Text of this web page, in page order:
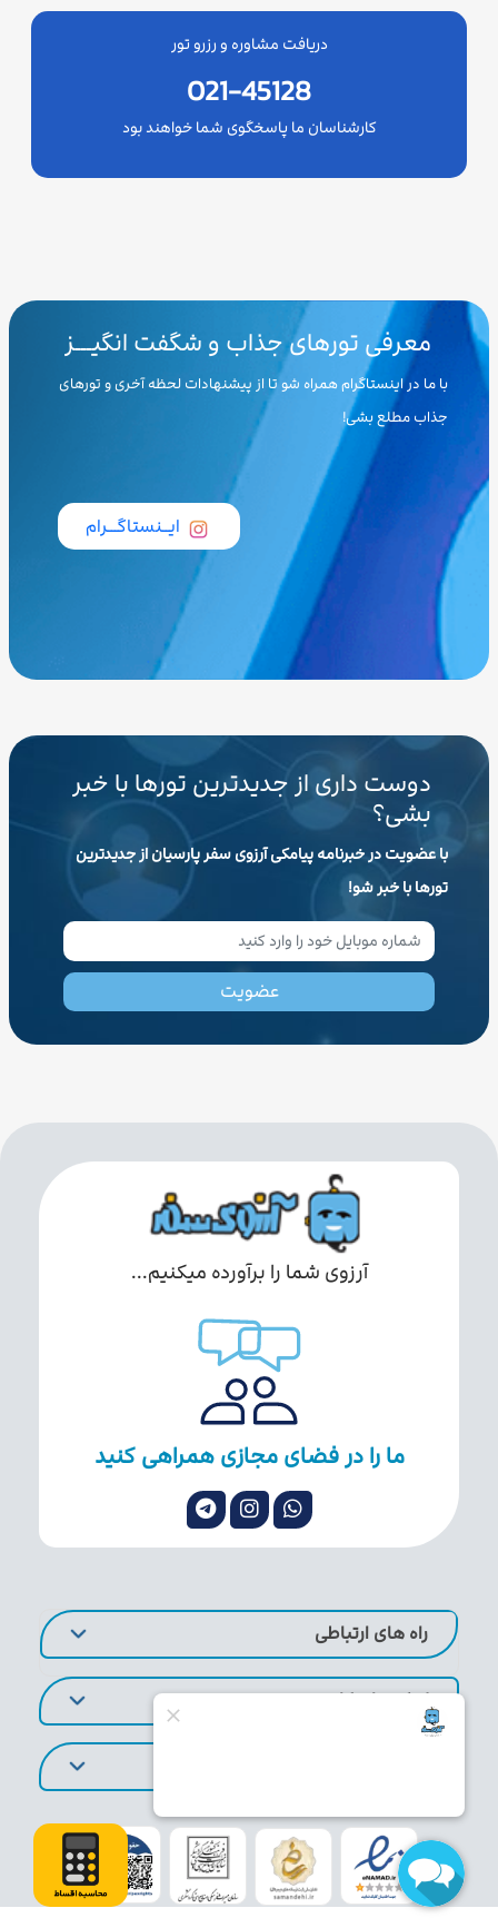
دریافت مشاوره و رزرو تور
021-45128
کارشناسان ما پاسخگوی شما خواهند بود
معرفی تورهای جذاب و شگفت انگیـــز
با ما در اینستاگرام همراه شو تا از پیشنهادات لحظه آخری و تورهای
جذاب مطلع بشی!
ایــنستاگـــرام
دوست داری از جدیدترین تورها با خبر
بشی؟
با عضویت در خبرنامه پیامکی آرزوی سفر پارسیان از جدیدترین
تورها با خبر شو!
عضویت
آرزوی شما را برآورده میکنیم...
ما را در فضای مجازی همراهی کنید
راه های ارتباطی
لینک های کاربردی